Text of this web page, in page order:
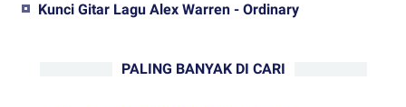
Kunci Gitar Lagu Alex Warren - Ordinary
PALING BANYAK DI CARI